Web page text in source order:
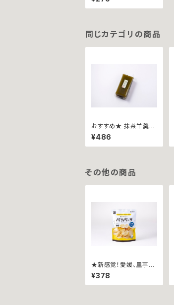
同じカテゴリの商品
おすすめ★ 抹茶羊羹~
ハーフ~
¥486
その他の商品
★新感覚！愛媛、里芋チ
ップス★こめ油使用★
パリパーリ うす塩37g
¥378